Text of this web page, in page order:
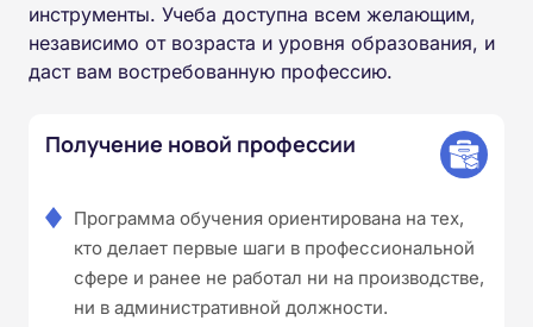
инструменты. Учеба доступна всем желающим,
независимо от возраста и уровня образования, и
даст вам востребованную профессию.
Получение новой профессии
Программа обучения ориентирована на тех,
кто делает первые шаги в профессиональной
сфере и ранее не работал ни на производстве,
ни в административной должности.